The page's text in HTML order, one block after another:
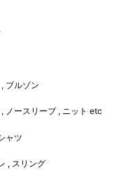
ブルゾン
ノースリーブ , ニット etc
ャツ
, スリング